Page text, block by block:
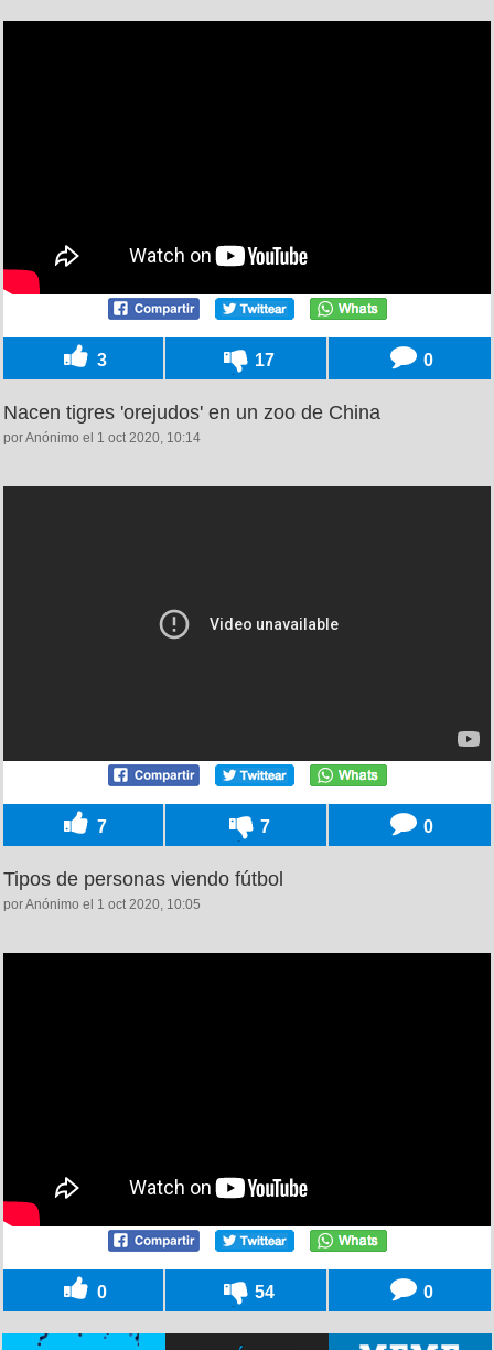
3 17 0
Nacen tigres 'orejudos' en un zoo de China
por Anónimo el 1 oct 2020, 10:14
7 7 0
Tipos de personas viendo fútbol
por Anónimo el 1 oct 2020, 10:05
0 54 0